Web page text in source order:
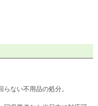
ない不用品の処分。